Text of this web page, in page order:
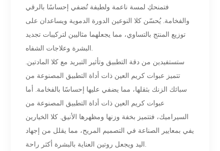
فتمنحكِ لمسة ناعمة ولطيفة تُضفي إحساسًا بالرقي
والفخامة. يُحسّن كلا النوعين الدورة الدموية ويساعدان على
توزيع المنتج بالتساوي، مما يجعلهما مثاليين لتركيبات تجديد
البشرة وعلاجات الشفاه.
ستستفيدين من دقة التطبيق وتأثير التبريد مع كلا المادتين.
تتميز عبوات كريم العين ذات أداة التطبيق المصنوعة من
سبائك الزنك بثقلها، مما يضفي عليها إحساسًا بالفخامة. أما
عبوات كريم العين ذات أداة التطبيق المصنوعة من
السيراميك، فتتميز بخفة وزنها ومظهرها الأنيق. كلا الخيارين
يفي بمعايير الصناعة في التصميم المريح، مما يقلل من إجهاد
اليد ويجعل روتين العناية بالبشرة أكثر راحة.